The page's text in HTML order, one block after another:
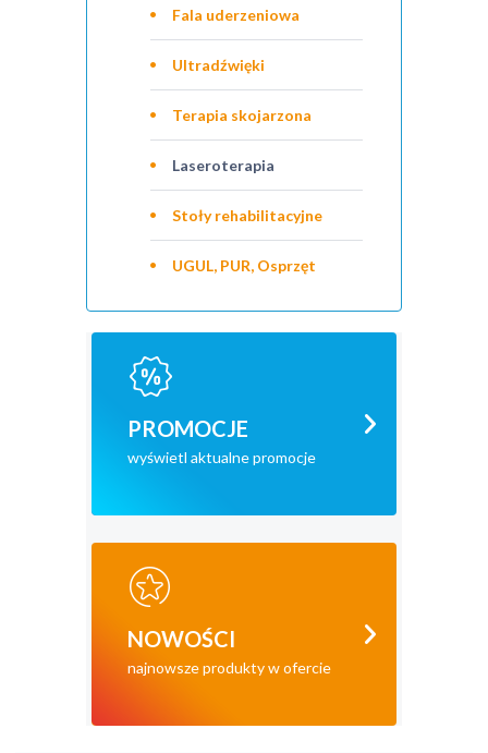
Fala uderzeniowa
Ultradźwięki
Terapia skojarzona
Laseroterapia
Stoły rehabilitacyjne
UGUL, PUR, Osprzęt
PROMOCJE
wyświetl aktualne promocje
NOWOŚCI
najnowsze produkty w ofercie